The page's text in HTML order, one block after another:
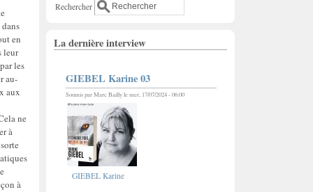
en
leur
les
au-
aux
ne
à
à
Rechercher
La dernière interview
GIEBEL Karine 03
Soumis parMarc Baillyle mer, 17/07/2024 - 06:00
GIEBEL Karine